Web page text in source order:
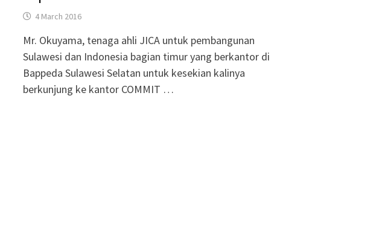
4 March 2016
Mr. Okuyama, tenaga ahli JICA untuk pembangunan
Sulawesi dan Indonesia bagian timur yang berkantor di
Bappeda Sulawesi Selatan untuk kesekian kalinya
berkunjung ke kantor COMMIT …